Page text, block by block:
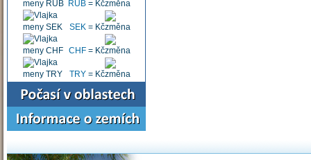
RUB= Kč
SEK= Kč
CHF= Kč
TRY= Kč